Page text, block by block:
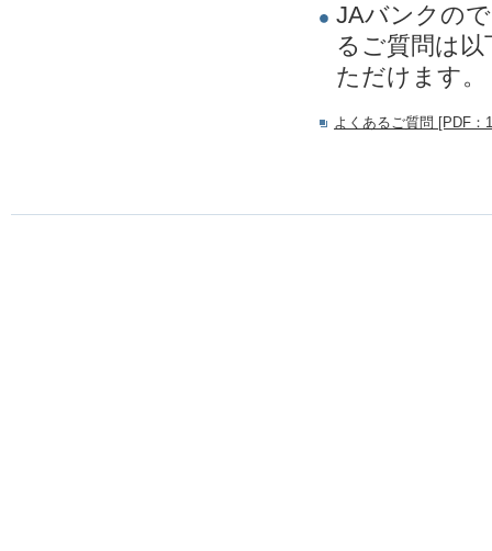
JAバンクの
るご質問は
ただけます。
よくあるご質問 [PDF：